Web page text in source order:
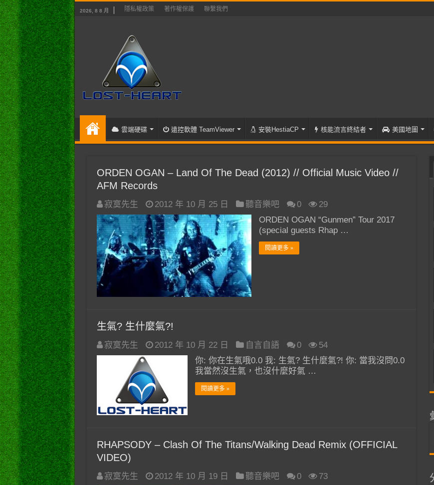
2026, 8 8 月 隱私權政策 著作權保護 聯繫我們
雲端硬碟 遠控軟體 TeamViewer 安裝HestiaCP 核能流言終結者 美國地圖
ORDEN OGAN – Land Of The Dead (2012) // Official Music Video //
AFM Records
寂寞先生 2012 年 10 月 25 日 聽音樂吧 0
29
ORDEN OGAN “Gunmen” Tour 2017
(special guests Rhap …
閱讀更多 »
生氣? 生什麼氣?!
寂寞先生 2012 年 10 月 22 日 自言自語 0
54
你: 你在生氣哦0.0 我: 生氣? 生什麼氣?! 你: 當我沒問0.0
我當然沒生氣，也沒什麼好氣 …
閱讀更多 »
RHAPSODY – Clash Of The Titans/Walking Dead Remix (OFFICIAL
VIDEO)
寂寞先生 2012 年 10 月 19 日 聽音樂吧 0
73